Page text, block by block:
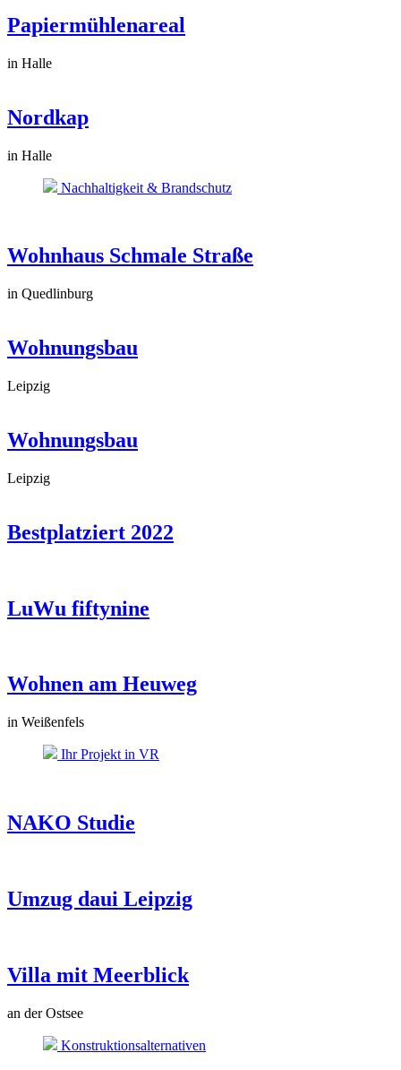
Papiermühlenareal
in Halle
Nordkap
in Halle
Nachhaltigkeit & Brandschutz
Wohnhaus Schmale Straße
in Quedlinburg
Wohnungsbau
Leipzig
Wohnungsbau
Leipzig
Bestplatziert 2022
LuWu fiftynine
Wohnen am Heuweg
in Weißenfels
Ihr Projekt in VR
NAKO Studie
Umzug daui Leipzig
Villa mit Meerblick
an der Ostsee
Konstruktionsalternativen